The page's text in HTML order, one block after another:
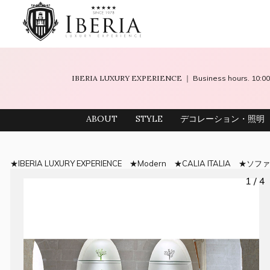
IBERIA LUXURY EXPERIENCE ｜ Business hours.
ABOUT STYLE デコレーション・照明
IBERIA LUXURY EXPERIENCE Modern CALIA ITALIA ソファ
1 / 4